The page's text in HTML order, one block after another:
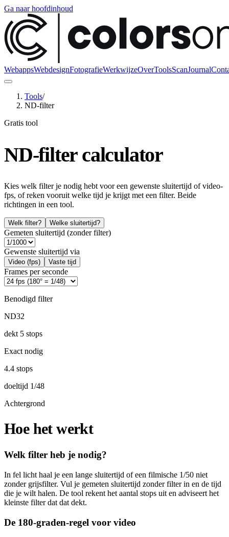
Ga naar hoofdinhoud
WebappsWebdesignFotografieWerkwijzeOverToolsScanJournal
Tools/
ND-filter
Gratis tool
ND-filter calculator
Kies welk filter je nodig hebt voor een gewenste sluitertijd of video-
fps, of reken vooruit welke tijd je krijgt met een filter. Beide
richtingen in een tool.
Welk filter? Welke sluitertijd?
Gemeten sluitertijd (zonder filter)
Gewenste sluitertijd via
Video (fps) Vaste tijd
Frames per seconde
Benodigd filter
ND32
dekt 5 stops
Exact nodig
4.4 stops
doeltijd 1/48
Achtergrond
Hoe het werkt
Welk filter heb je nodig?
In fel licht haal je een lange sluitertijd of een filmische 1/50 niet
zonder grijsfilter. Vul je gemeten sluitertijd zonder filter in en de tijd
die je wilt halen. De tool rekent het aantal stops uit en adviseert het
kleinste filter dat dat dekt.
De 180-graden-regel voor video